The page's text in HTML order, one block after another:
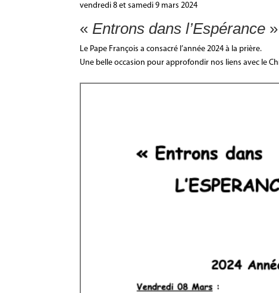
vendredi 8 et samedi 9 mars 2024
« Entrons dans l’Espérance »
Le Pape François a consacré l’année 2024 à la prière.
Une belle occasion pour approfondir nos liens avec le